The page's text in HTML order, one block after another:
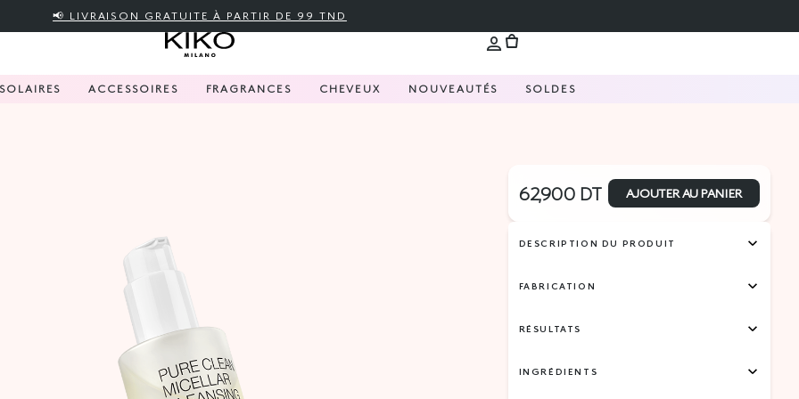
📢 LIVRAISON GRATUITE À PARTIR DE 99 TND
SOLAIRES ACCESSOIRES FRAGRANCES CHEVEUX NOUVEAUTÉS SOLDES
62,900 DT AJOUTER AU PANIER
DESCRIPTION DU PRODUIT
FABRICATION
RÉSULTATS
INGRÉDIENTS